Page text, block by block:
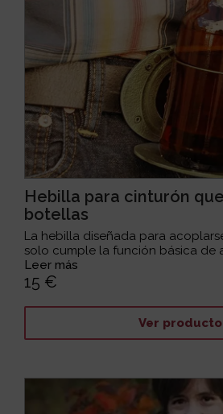
Hebilla para cinturón
botellas
La hebilla diseñada para
solo cumple la función básica de
Leer más
15 €
Ver producto